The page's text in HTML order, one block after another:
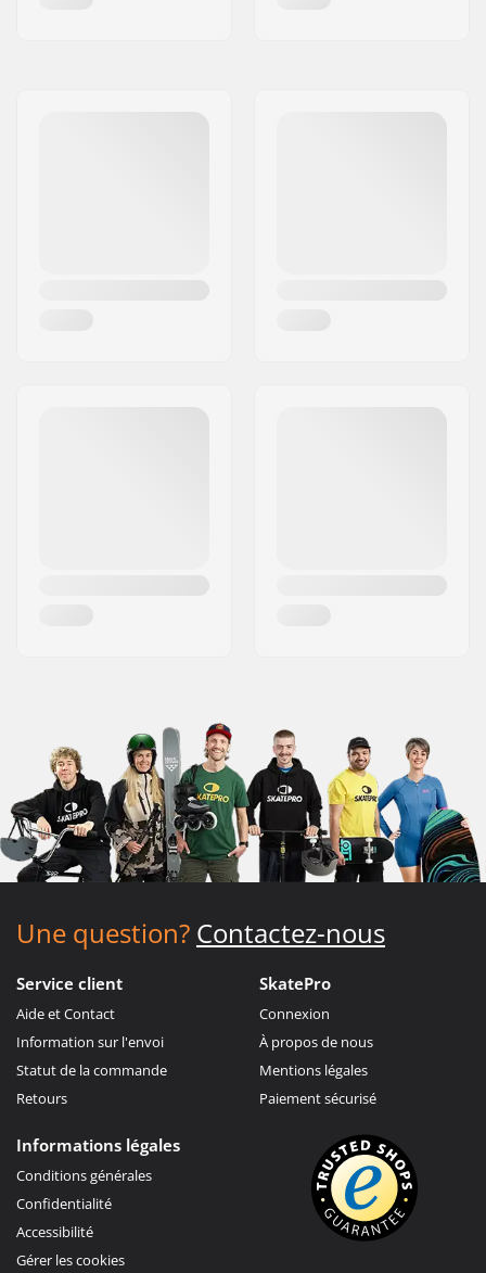
Une question? Contactez-nous
Service client
Aide et Contact
Information sur l'envoi
Statut de la commande
Retours
SkatePro
Connexion
À propos de nous
Mentions légales
Paiement sécurisé
Informations légales
Conditions générales
Confidentialité
Accessibilité
Gérer les cookies